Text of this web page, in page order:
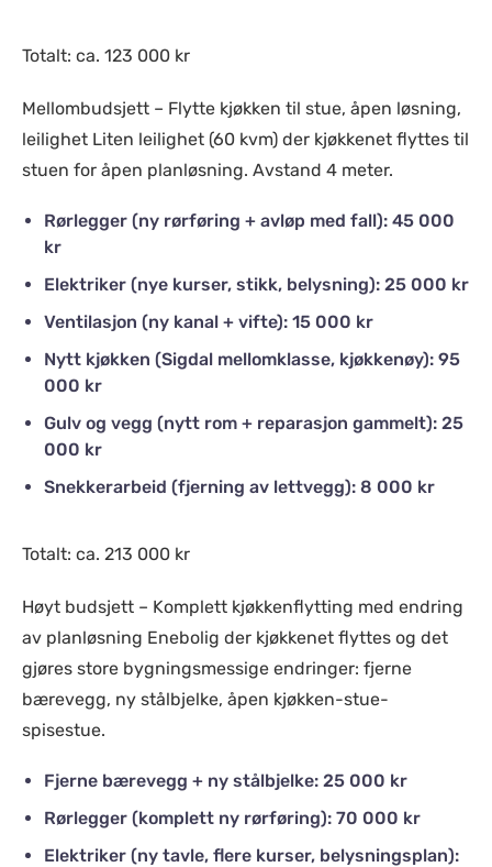
Totalt: ca. 123 000 kr
Mellombudsjett – Flytte kjøkken til stue, åpen løsning,
leilighet Liten leilighet (60 kvm) der kjøkkenet flyttes til
stuen for åpen planløsning. Avstand 4 meter.
Rørlegger (ny rørføring + avløp med fall): 45 000
kr
Elektriker (nye kurser, stikk, belysning): 25 000 kr
Ventilasjon (ny kanal + vifte): 15 000 kr
Nytt kjøkken (Sigdal mellomklasse, kjøkkenøy): 95
000 kr
Gulv og vegg (nytt rom + reparasjon gammelt): 25
000 kr
Snekkerarbeid (fjerning av lettvegg): 8 000 kr
Totalt: ca. 213 000 kr
Høyt budsjett – Komplett kjøkkenflytting med endring
av planløsning Enebolig der kjøkkenet flyttes og det
gjøres store bygningsmessige endringer: fjerne
bærevegg, ny stålbjelke, åpen kjøkken-stue-
spisestue.
Fjerne bærevegg + ny stålbjelke: 25 000 kr
Rørlegger (komplett ny rørføring): 70 000 kr
Elektriker (ny tavle, flere kurser, belysningsplan):